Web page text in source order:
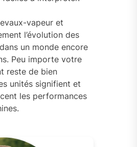
vapeur et
l’évolution des
un monde encore
Peu importe votre
reste de bien
unités signifient et
les performances